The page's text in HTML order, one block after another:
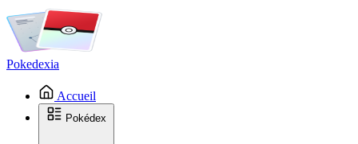
Pokedexia
Accueil